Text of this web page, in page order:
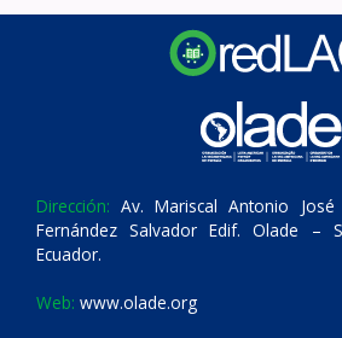
Dirección: Av. Mariscal Antonio
Fernández Salvador Edif. Olade –
Ecuador.
Web: www.olade.org